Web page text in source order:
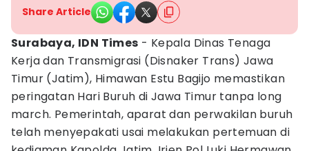
Share Article
Surabaya, IDN Times - Kepala Dinas Tenaga
Kerja dan Transmigrasi (Disnaker Trans) Jawa
Timur (Jatim), Himawan Estu Bagijo memastikan
peringatan Hari Buruh di Jawa Timur tanpa long
march. Pemerintah, aparat dan perwakilan buruh
telah menyepakati usai melakukan pertemuan di